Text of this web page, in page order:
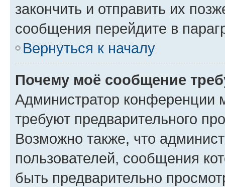
закончить и отправить их
сообщения перейдите в
Вернуться к началу
Почему моё сообщение
Администратор конференции
требуют предварительного
Возможно также, что
пользователей, сообщения
быть предварительно